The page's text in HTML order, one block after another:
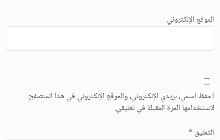
الموقع الإلكتروني
احفظ اسمي، بريدي الإلكتروني، والموقع الإلكتروني في هذا المتصفح
لاستخدامها المرة المقبلة في تعليقي.
التعليق *